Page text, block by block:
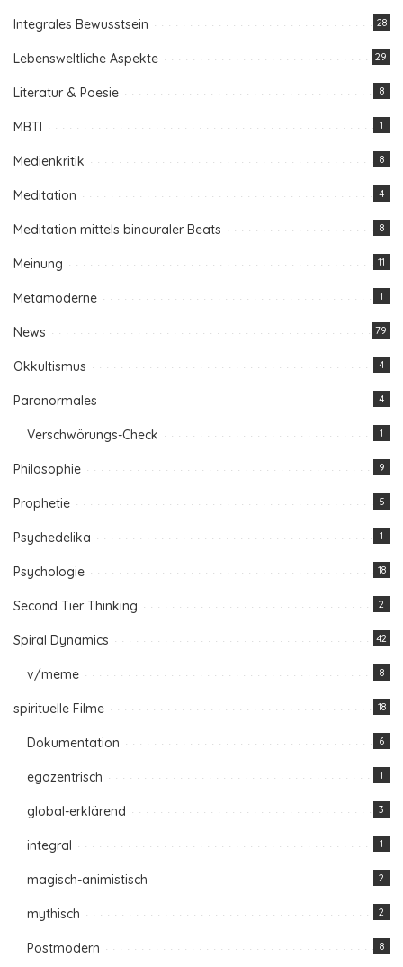
Integrales Bewusstsein 28
Lebensweltliche Aspekte 29
Literatur & Poesie 8
MBTI 1
Medienkritik 8
Meditation 4
Meditation mittels binauraler Beats 8
Meinung 11
Metamoderne 1
News 79
Okkultismus 4
Paranormales 4
Verschwörungs-Check 1
Philosophie 9
Prophetie 5
Psychedelika 1
Psychologie 18
Second Tier Thinking 2
Spiral Dynamics 42
v/meme 8
spirituelle Filme 18
Dokumentation 6
egozentrisch 1
global-erklärend 3
integral 1
magisch-animistisch 2
mythisch 2
Postmodern 8